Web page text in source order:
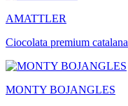
AMATTLER
Ciocolata premium catalana
MONTY BOJANGLES